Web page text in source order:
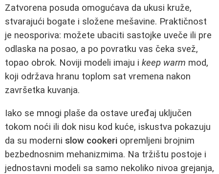
Zatvorena posuda omogućava da ukusi kruže,
stvarajući bogate i složene mešavine. Praktičnost
je neosporiva: možete ubaciti sastojke uveče ili pre
odlaska na posao, a po povratku vas čeka svež,
topao obrok. Noviji modeli imaju i keep warm mod,
koji održava hranu toplom sat vremena nakon
završetka kuvanja.
Iako se mnogi plaše da ostave uređaj uključen
tokom noći ili dok nisu kod kuće, iskustva pokazuju
da su moderni slow cookeri opremljeni brojnim
bezbednosnim mehanizmima. Na tržištu postoje i
jednostavni modeli sa samo nekoliko nivoa grejanja,